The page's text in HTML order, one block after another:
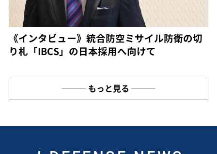
《インタビュー》統合防空ミサイル防衛の切
り札「IBCS」の日本採用へ向けて
もっと見る